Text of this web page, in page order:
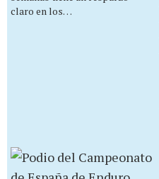
claro en los…